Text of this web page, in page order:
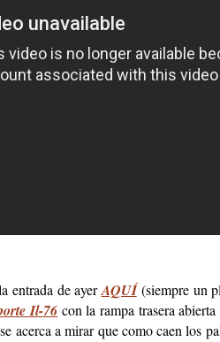
entrada de ayerAQUÍ(siempre un
Il-76 con la rampa trasera
acerca a mirar que como caen los